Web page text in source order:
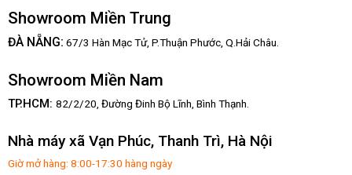
Showroom Miền Trung
ĐÀ NẴNG: 67/3 Hàn Mạc Tử, P.Thuận Phước, Q.Hải Châu.
Showroom Miền Nam
TP.HCM: 82/2/20, Đường Đinh Bộ Lĩnh, Bình Thạnh.
Nhà máy xã Vạn Phúc, Thanh Trì, Hà Nội
Giờ mở hàng: 8:00-17:30 hàng ngày